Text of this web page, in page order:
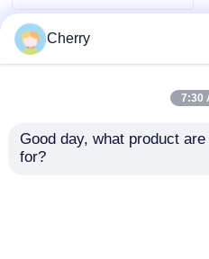
Profissionais de
profissional de
fábrica de perfis
extrudados de
Cherry
7:30
Good day, what product
for?